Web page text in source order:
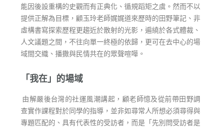
能因後設重構的史觀而有正典化、循規蹈矩之虞。然而不以
提供正解為目標，顧玉玲老師娓娓道來歷時的田野筆記、非
虛構書寫探索歷程更趨近於散射的光影，遍繞於各式體裁、
人文議題之間，不往向單一終極的依歸，更可在去中心的場
域間交織、播撒與民情共在的眾聲喧嘩。
「我在」的場域
由解嚴後台灣的社運風潮講起，顧老師憶及從前帶田野調
查實作課程對於同學的指導，並非如尋常人所想必須尋得與
專題匹配的、具有代表性的受訪者，而是「先別問受訪者是